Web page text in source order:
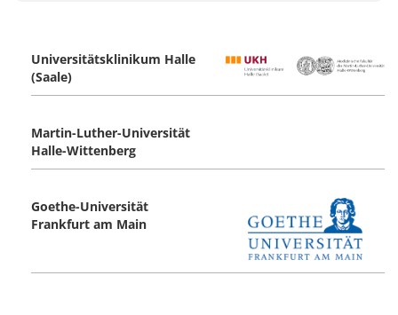
Universitätsklinikum Halle
(Saale)
Martin-Luther-Universität
Halle-Wittenberg
Goethe-Universität
Frankfurt am Main